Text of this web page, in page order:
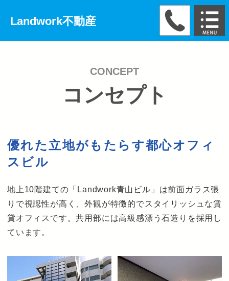
Landwork不動産
CONCEPT
コンセプト
優れた立地がもたらす都心オフィ
スビル
地上10階建ての「Landwork青山ビル」は前面ガラス張
りで視認性が高く、外観が特徴的でスタイリッシュな賃
貸オフィスです。共用部には高級感漂う石造りを採用し
ています。